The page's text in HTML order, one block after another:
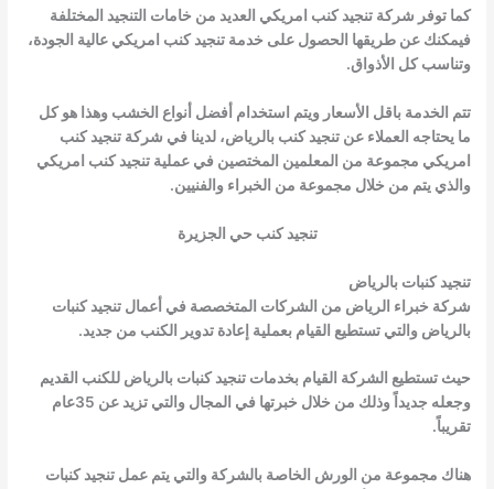
كما توفر شركة تنجيد كنب امريكي العديد من خامات التنجيد المختلفة
فيمكنك عن طريقها الحصول على خدمة تنجيد كنب امريكي عالية الجودة،
وتناسب كل الأذواق.
تتم الخدمة باقل الأسعار ويتم استخدام أفضل أنواع الخشب وهذا هو كل
ما يحتاجه العملاء عن تنجيد كنب بالرياض، لدينا في شركة تنجيد كنب
امريكي مجموعة من المعلمين المختصين في عملية تنجيد كنب امريكي
والذي يتم من خلال مجموعة من الخبراء والفنيين.
تنجيد كنب حي الجزيرة
تنجيد كنبات بالرياض
شركة خبراء الرياض من الشركات المتخصصة في أعمال تنجيد كنبات
بالرياض والتي تستطيع القيام بعملية إعادة تدوير الكنب من جديد.
حيث تستطيع الشركة القيام بخدمات تنجيد كنبات بالرياض للكنب القديم
وجعله جديداً وذلك من خلال خبرتها في المجال والتي تزيد عن 35عام
تقريباً.
هناك مجموعة من الورش الخاصة بالشركة والتي يتم عمل تنجيد كنبات